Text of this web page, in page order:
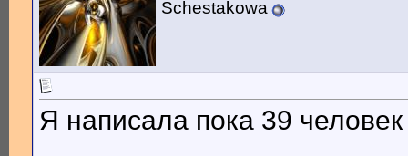
Schestakowa
Я написала пока 39